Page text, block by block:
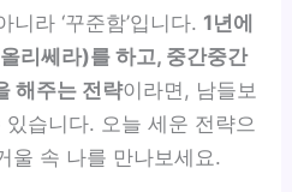
니라 ‘꾸준함’입니다. 1년에
리쎄라)를 하고, 중간중간
해주는 전략이라면, 남들보
습니다. 오늘 세운 전략으
울 속 나를 만나보세요.